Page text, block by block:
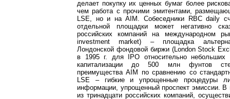
делает покупку их ценных бумаг более
чем работа с прочими эмитентами,
LSE, но и на AIM. Собеседники RBC daily
отдельной площадки может негативно
российских компаний на международном
investment market) – площадка
Лондонской фондовой биржи (London Stock
в 1995 г. для IPO относительно небольших
капитализации до 500 млн фунтов
преимущества AIM по сравнению со
LSE – гибкие и упрощенные процедуры
информации, упрощенный проспект эмиссии. В
из тринадцати российских компаний,